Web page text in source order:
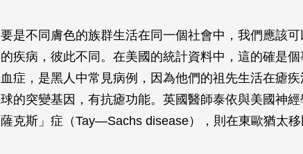
要是不同膚色的族群生活在同一個社會中，我們應該
的疾病，彼此不同。在美國的統計資料中，這的確是
血症，是黑人中常見病例，因為他們的祖先生活在瘧
球的突變基因，有抗瘧功能。英國醫師泰依與美國神
薩克斯」症（Tay—Sachs disease），則在東歐猶太移